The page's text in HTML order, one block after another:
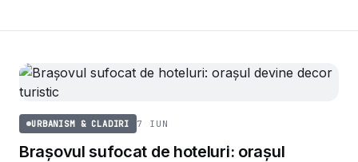
URBANISM & CLADIRI 7 IUN
Brașovul sufocat de hoteluri: orașul